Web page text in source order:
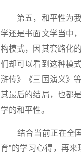
第五，和平性为我
学还是书面文学当中
构模式，因其套路化
们却可以看到这种模
浒传》《三国演义》
其最后的结局，也都
学的和平性。
结合当前正在全国
育”的学习心得，再